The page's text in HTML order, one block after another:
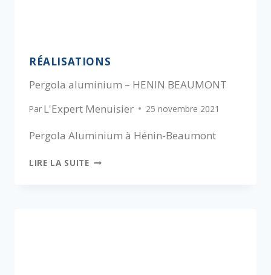
RÉALISATIONS
Pergola aluminium – HENIN BEAUMONT
Par L'Expert Menuisier 25 novembre 2021
Pergola Aluminium à Hénin-Beaumont
LIRE LA SUITE